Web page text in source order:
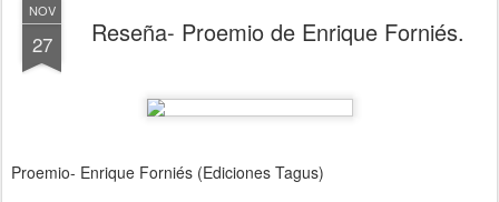
NOV
27 Reseña- Proemio de Enrique Forniés.
Proemio- Enrique Forniés (Ediciones Tagus)